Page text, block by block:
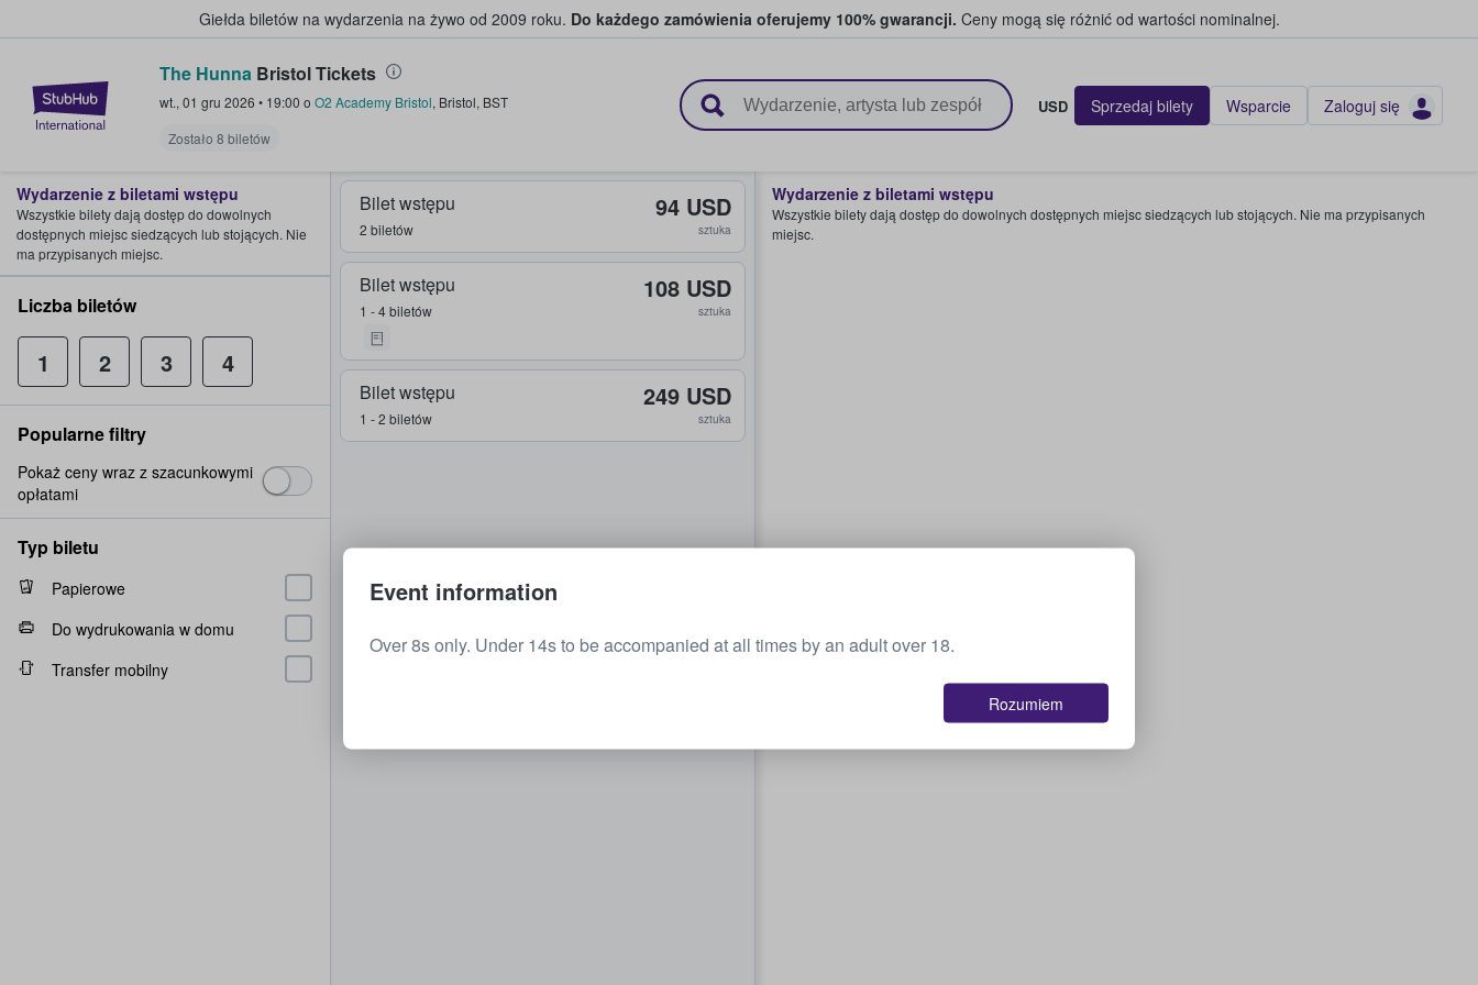
Giełda biletów na wydarzenia na żywo od 2009 roku. Do każdego zamówienia oferujemy 100% gwarancji. Ceny mogą się różnić od wartości nominalnej.
StubHub — miejsce, w którym fani i kibice kupują i sprzedają bilety
The Hunna Bristol Tickets
wt., 01 gru 2026 • 19:00 o O2 Academy Bristol, Bristol, BST
Zostało 8 biletów
USD Sprzedaj bilety Wsparcie Zaloguj się
Bilet wstępu
2 biletów
94 USD
sztuka
Bilet wstępu
1 - 4 biletów
108 USD
sztuka
Bilet wstępu
1 - 2 biletów
249 USD
sztuka
Wydarzenie z biletami wstępu
Wszystkie bilety dają dostęp do dowolnych dostępnych miejsc siedzących lub stojących. Nie ma przypisanych
miejsc.
Wydarzenie z biletami wstępu
Wszystkie bilety dają dostęp do dowolnych
dostępnych miejsc siedzących lub stojących. Nie
ma przypisanych miejsc.
Liczba biletów
1 2 3 4
Popularne filtry
Pokaż ceny wraz z szacunkowymi
opłatami
Typ biletu
Papierowe
Do wydrukowania w domu
Transfer mobilny
Event information
Over 8s only. Under 14s to be accompanied at all times by an adult over 18.
Rozumiem